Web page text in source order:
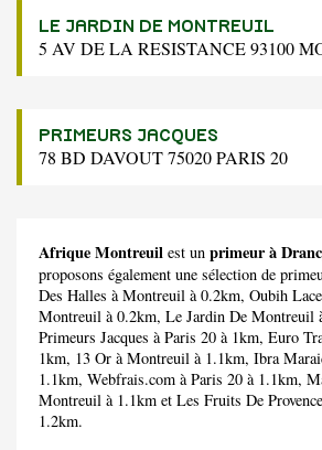
LE JARDIN DE MONTREUIL
5 AV DE LA RESISTANCE 93100
PRIMEURS JACQUES
78 BD DAVOUT 75020 PARIS 20
Afrique Montreuil est un primeur à
proposons également une sélection de
Des Halles à Montreuil à 0.2km, Oubih
Montreuil à 0.2km, Le Jardin De Montreuil
Primeurs Jacques à Paris 20 à 1km, Euro
1km, 13 Or à Montreuil à 1.1km, Ibra
1.1km, Webfrais.com à Paris 20 à 1.1km,
Montreuil à 1.1km et Les Fruits De Provence
1.2km.